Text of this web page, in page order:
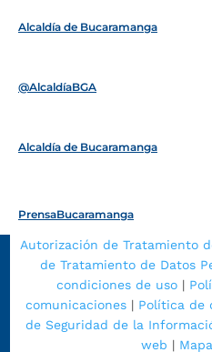
Alcaldía de Bucaramanga
@AlcaldíaBGA
Alcaldía de Bucaramanga
PrensaBucaramanga
Autorización de Tratamiento
de Tratamiento de Datos
condiciones de uso |
comunicaciones| Política de
de Seguridad de la
web |